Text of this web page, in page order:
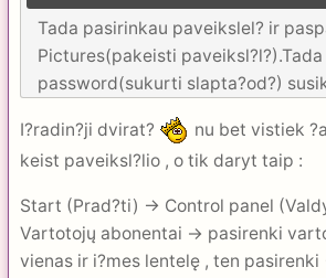
Tada pasirinkau paveikslel? ir
Pictures(pakeisti
password(sukurti slapta?od?)
I?radin?ji dvirat?
nu bet vistiek
keist paveiksl?lio , o tik daryt taip :
Start (Prad?ti) -> Control panel
Vartotojų abonentai -> pasirenki
vienas ir i?mes lentelę , ten pasirenki